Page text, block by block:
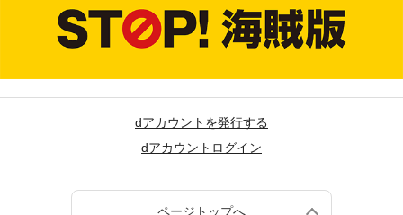
dアカウントを発行する
dアカウントログイン
ページトップへ